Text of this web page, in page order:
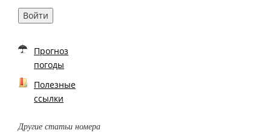
Войти
Прогноз
погоды
Полезные
ссылки
Другие статьи номера